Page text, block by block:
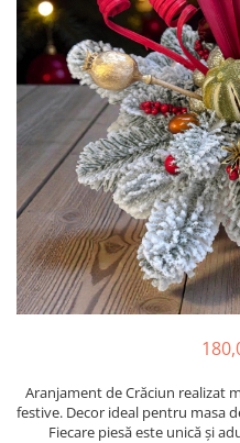
Aranjament de Crăciun realizat
festive. Decor ideal pentru masa
Fiecare piesă este unică și